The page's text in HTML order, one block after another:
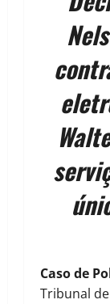
Caso de
Tribunal